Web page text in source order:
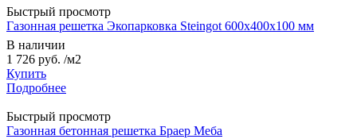
Быстрый просмотр
Газонная решетка Экопарковка Steingot 600x400x100 мм
В наличии
1 726 руб. /м2
Купить
Подробнее
Быстрый просмотр
Газонная бетонная решетка Браер Меба